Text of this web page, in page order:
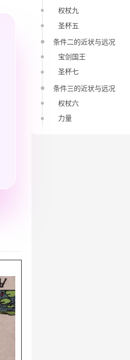
权杖九
圣杯五
条件二的近状与远况
宝剑国王
圣杯七
条件三的近状与远况
权杖六
力量